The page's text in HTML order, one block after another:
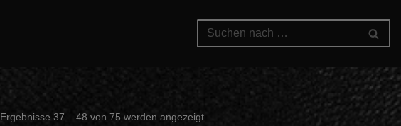
Ergebnisse 37 – 48 von 75 werden angezeigt